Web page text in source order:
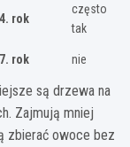
rok
często
tak
rok nie
są drzewa na
Zajmują mniej
zbierać owoce bez